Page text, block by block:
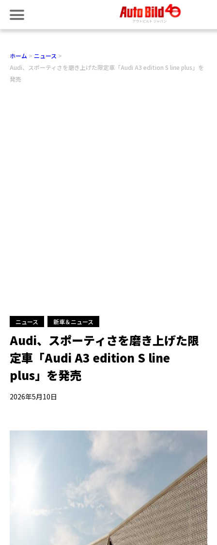
ホーム
ニュース
Audi、スポーティさを磨き上げた限定車「Audi A3 edition S line plus」を
発売
ニュース 新車＆ニュース
Audi、スポーティさを磨き上げた限
定車「Audi A3 edition S line
plus」を発売
2026年5月10日